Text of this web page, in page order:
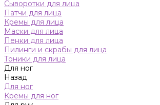
Сыворотки для лица
Патчи для лица
Кремы для лица
Маски для лица
Пенки для лица
Пилинги и скрабы для лица
Тоники для лица
Для ног
Назад
Для ног
Кремы для ног